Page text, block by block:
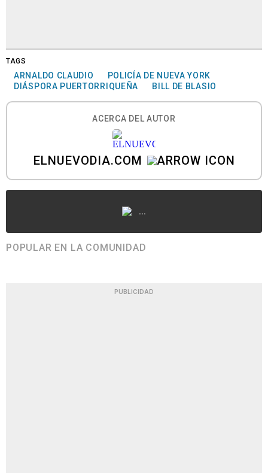
TAGS
ARNALDO CLAUDIO
POLICÍA DE NUEVA YORK
DIÁSPORA PUERTORRIQUEÑA
BILL DE BLASIO
ACERCA DEL AUTOR
ELNUEVODIA.COM
...
POPULAR EN LA COMUNIDAD
PUBLICIDAD